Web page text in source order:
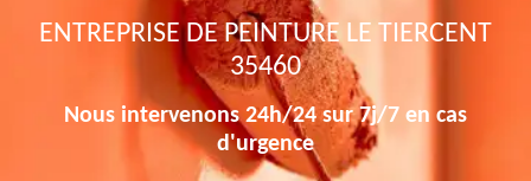
ENTREPRISE DE PEINTURE LE TIERCENT
35460
Nous intervenons 24h/24 sur 7j/7 en cas
d'urgence